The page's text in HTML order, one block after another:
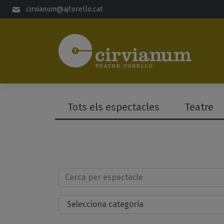
Salta al contingut principal
cirvianum@ajtorello.cat
Tots els espectacles Teatre
Cerca per espectacle
Selecciona categoria